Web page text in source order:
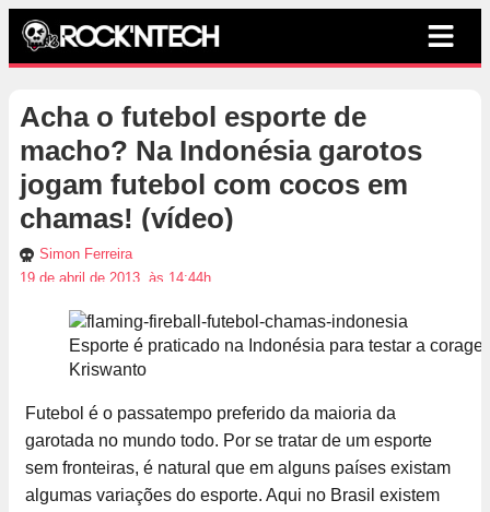
Acha o futebol esporte de
macho? Na Indonésia garotos
jogam futebol com cocos em
chamas! (vídeo)
Simon Ferreira
19 de abril de 2013, às 14:44h
Esporte é praticado na Indonésia para testar a
Kriswanto
Futebol é o passatempo preferido da maioria da
garotada no mundo todo. Por se tratar de um esporte
sem fronteiras, é natural que em alguns países existam
algumas variações do esporte. Aqui no Brasil existem